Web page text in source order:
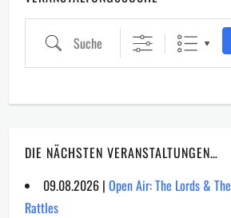
Suche
DIE NÄCHSTEN VERANSTALTUNGEN…
09.08.2026 | Open Air: The Lords & The
Rattles